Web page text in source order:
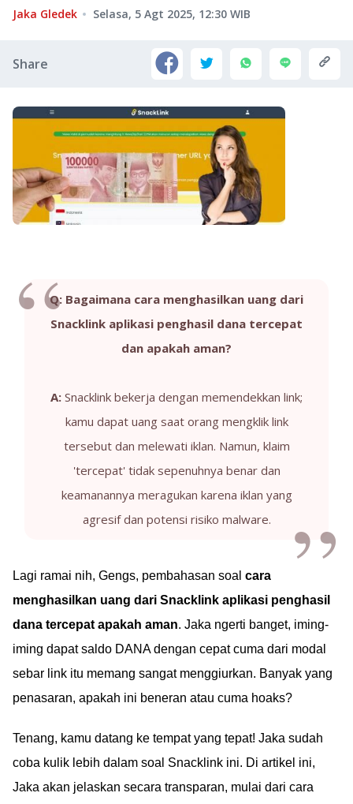
Jaka Gledek Selasa, 5 Agt 2025, 12:30 WIB
Share
Q: Bagaimana cara menghasilkan uang dari
Snacklink aplikasi penghasil dana tercepat
dan apakah aman?
A: Snacklink bekerja dengan memendekkan link;
kamu dapat uang saat orang mengklik link
tersebut dan melewati iklan. Namun, klaim
'tercepat' tidak sepenuhnya benar dan
keamanannya meragukan karena iklan yang
agresif dan potensi risiko malware.
Lagi ramai nih, Gengs, pembahasan soal cara
menghasilkan uang dari Snacklink aplikasi penghasil
dana tercepat apakah aman. Jaka ngerti banget, iming-
iming dapat saldo DANA dengan cepat cuma dari modal
sebar link itu memang sangat menggiurkan. Banyak yang
penasaran, apakah ini beneran atau cuma hoaks?
Tenang, kamu datang ke tempat yang tepat! Jaka sudah
coba kulik lebih dalam soal Snacklink ini. Di artikel ini,
Jaka akan jelaskan secara transparan, mulai dari cara